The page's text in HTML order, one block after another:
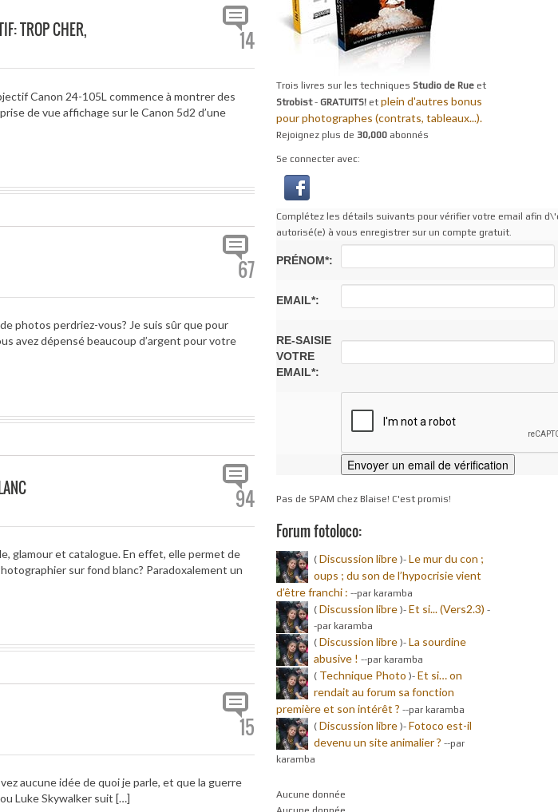
TROP CHER, 14
Canon 24-105L commence à montrer des
de vue affichage sur le Canon 5d2 d’une
67
photos perdriez-vous? Je suis sûr que pour
avez dépensé beaucoup d’argent pour votre
94
glamour et catalogue. En effet, elle permet de
sur fond blanc? Paradoxalement un
15
aucune idée de quoi je parle, et que la guerre
Luke Skywalker suit […]
Trois livres sur les techniques Studio de Rueet
Strobist- GRATUITS! et plein d'autres bonus
pour photographes (contrats, tableaux...).
Rejoignez plus de 30,000abonnés
Se connecter avec:
Complétez les détails suivants pour vérifier votre email afin
autorisé(e) à vous enregistrer sur un compte gratuit.
PRÉNOM*:
EMAIL*:
RE-SAISIE
VOTRE
EMAIL*:
Pas de SPAM chez Blaise! C'est promis!
Forum fotoloco:
( Discussion libre)- Le mur du con ;
oups ; du son de l’hypocrisie vient
d’être franchi : --par karamba
( Discussion libre)- Et si... (Vers2.3) -
-par karamba
( Discussion libre)- La sourdine
abusive ! --par karamba
( Technique Photo )- Et si… on
rendait au forum sa fonction
première et son intérêt ? --par karamba
( Discussion libre)- Fotoco est-il
devenu un site animalier ? --par
karamba
Aucune donnée